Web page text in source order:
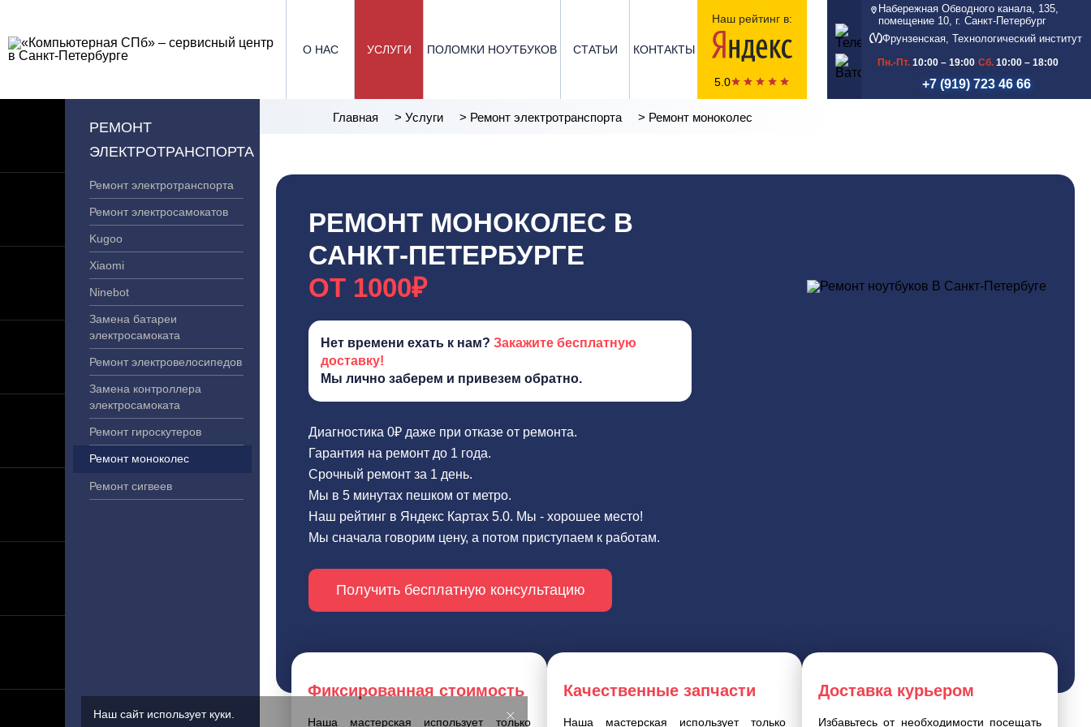
О НАС УСЛУГИ ПОЛОМКИ НОУТБУКОВ СТАТЬИ КОНТАКТЫ
Наш рейтинг в:
5.0
Набережная Обводного канала, 135,
помещение 10, г. Санкт-Петербург
Фрунзенская, Технологический институт
Пн.-Пт.10:00 – 19:00 Сб.10:00 – 18:00
+7 (919) 723 46 66
РЕМОНТ
ЭЛЕКТРОТРАНСПОРТА
Ремонт электротранспорта
Ремонт электросамокатов
Kugoo
Xiaomi
Ninebot
Замена батареи
электросамоката
Ремонт электровелосипедов
Замена контроллера
электросамоката
Ремонт гироскутеров
Ремонт моноколес
Ремонт сигвеев
Главная > Услуги > Ремонт электротранспорта > Ремонт моноколес
РЕМОНТ МОНОКОЛЕС В
САНКТ-ПЕТЕРБУРГЕ
ОТ 1000₽
Нет времени ехать к нам?Закажите бесплатную
доставку!
Мы лично заберем и привезем обратно.
Диагностика 0₽ даже при отказе от ремонта.
Гарантия на ремонт до 1 года.
Срочный ремонт за 1 день.
Мы в 5 минутах пешком от метро.
Наш рейтинг в Яндекс Картах 5.0. Мы - хорошее место!
Мы сначала говорим цену, а потом приступаем к работам.
Получить бесплатную консультацию
Фиксированная стоимость
Наша мастерская использует только
Качественные запчасти
Наша мастерская использует только
Доставка курьером
Избавьтесь от необходимости посещать
Наш сайт использует куки.